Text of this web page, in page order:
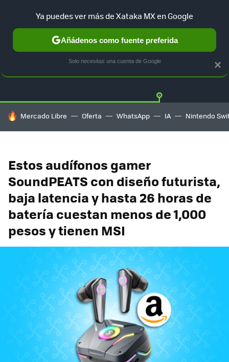
GUÍA DE COMPRAS MERCADO LIBRE
HOY SE HABLA DE
Mercado Libre Oferta WhatsApp IA Nintendo
Estos audífonos gamer
SoundPEATS con diseño futurista,
baja latencia y hasta 26 horas de
batería cuestan menos de 1,000
pesos y tienen MSI
×
Ya puedes ver más de Xataka MX en Google
Añádenos como fuente preferida
Solo necesitas una cuenta de Google